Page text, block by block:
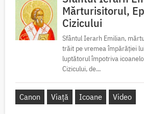
Mărturisitorul,
Cizicului
Sfântul Ierarh Emilian,
trăit pe vremea împărăției
luptătorul împotriva
Cizicului, de...
Canon Viață Icoane Video